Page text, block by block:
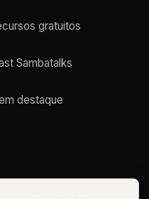
gratuitos
Sambatalks
destaque